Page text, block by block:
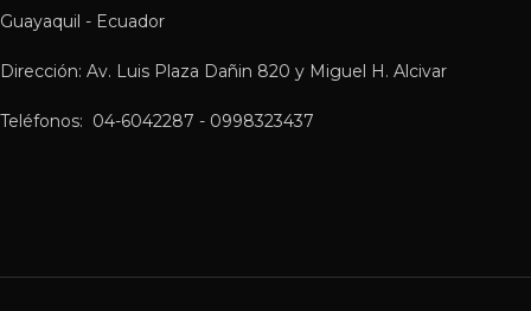
Guayaquil - Ecuador
Dirección: Av. Luis Plaza Dañin 820 y Miguel H. Alcivar
Teléfonos: 04-6042287 - 0998323437